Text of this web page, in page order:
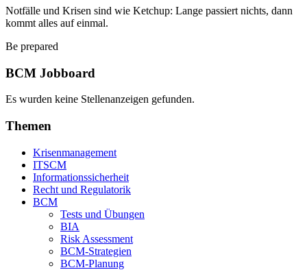
Notfälle und Krisen sind wie Ketchup: Lange passiert nichts, dann
kommt alles auf einmal.
Be prepared
BCM Jobboard
Es wurden keine Stellenanzeigen gefunden.
Themen
Krisenmanagement
ITSCM
Informationssicherheit
Recht und Regulatorik
BCM
Tests und Übungen
BIA
Risk Assessment
BCM-Strategien
BCM-Planung